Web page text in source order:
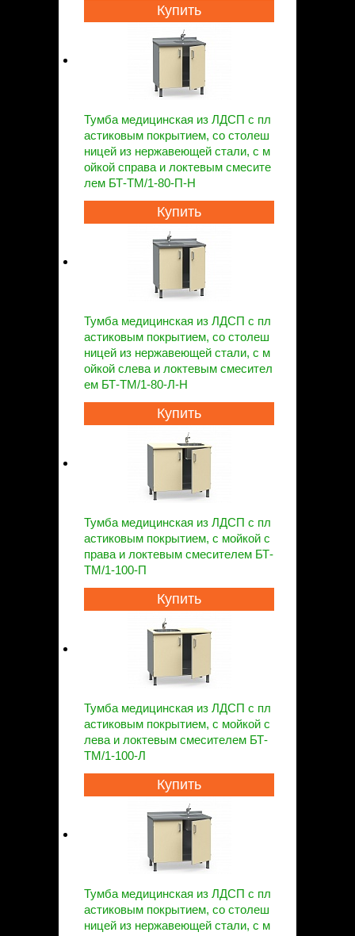
Купить
Тумба медицинская из ЛДСП с пл
астиковым покрытием, со столеш
ницей из нержавеющей стали, с м
ойкой справа и локтевым смесите
лем БТ-ТМ/1-80-П-Н
Купить
Тумба медицинская из ЛДСП с пл
астиковым покрытием, со столеш
ницей из нержавеющей стали, с м
ойкой слева и локтевым смесител
ем БТ-ТМ/1-80-Л-Н
Купить
Тумба медицинская из ЛДСП с пл
астиковым покрытием, с мойкой с
права и локтевым смесителем БТ-
ТМ/1-100-П
Купить
Тумба медицинская из ЛДСП с пл
астиковым покрытием, с мойкой с
лева и локтевым смесителем БТ-
ТМ/1-100-Л
Купить
Тумба медицинская из ЛДСП с пл
астиковым покрытием, со столеш
ницей из нержавеющей стали, с м